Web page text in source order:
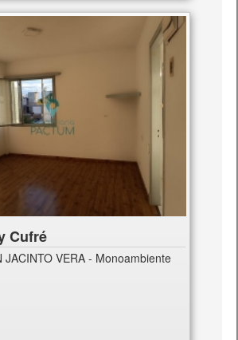
Cufré
JACINTO VERA - Monoambiente